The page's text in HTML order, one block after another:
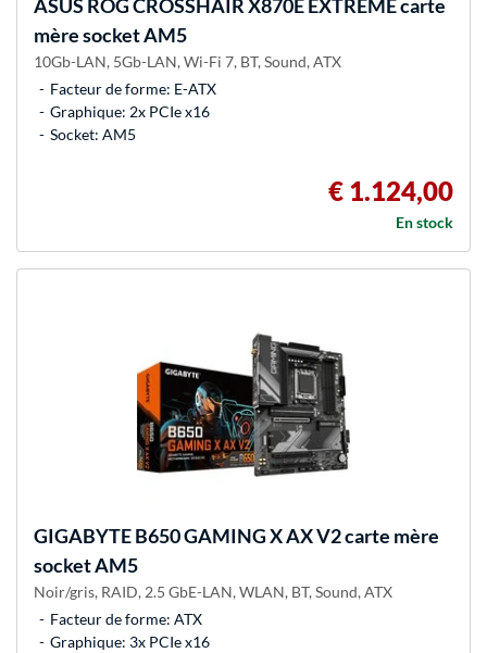
ASUS ROG CROSSHAIR X870E EXTREME carte
mère socket AM5
10Gb-LAN, 5Gb-LAN, Wi-Fi 7, BT, Sound, ATX
Facteur de forme: E-ATX
Graphique: 2x PCIe x16
Socket: AM5
€ 1.124,00
En stock
GIGABYTEB650 GAMING X AX V2 carte mère
socket AM5
Noir/gris, RAID, 2.5 GbE-LAN, WLAN, BT, Sound, ATX
Facteur de forme: ATX
Graphique: 3x PCIe x16